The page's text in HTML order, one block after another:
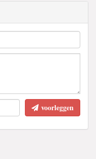
voorleggen